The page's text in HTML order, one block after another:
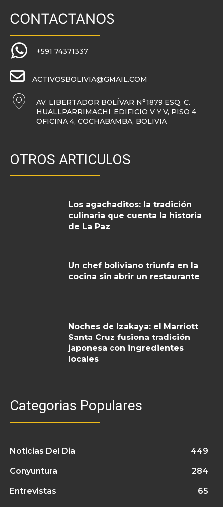
CONTACTANOS
+591 74371337
ACTIVOSBOLIVIA@GMAIL.COM
AV. LIBERTADOR BOLÍVAR N°1879 ESQ. C.
HUALLPARRIMACHI, EDIFICIO V Y V, PISO 4
OFICINA 4, COCHABAMBA, BOLIVIA
OTROS ARTICULOS
Los agachaditos: la tradición
culinaria que cuenta la historia
de La Paz
Un chef boliviano triunfa en la
cocina sin abrir un restaurante
Noches de Izakaya: el Marriott
Santa Cruz fusiona tradición
japonesa con ingredientes
locales
Categorias Populares
Noticias Del Dia 449
Conyuntura 284
Entrevistas 65